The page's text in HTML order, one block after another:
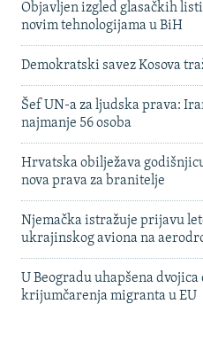
Objavljen izgled glasačkih
novim tehnologijama u BiH
Demokratski savez Kosova
Šef UN-a za ljudska prava:
najmanje 56 osoba
Hrvatska obilježava
nova prava za branitelje
Njemačka istražuje prijavu
ukrajinskog aviona na
U Beogradu uhapšena
krijumčarenja migranta u EU